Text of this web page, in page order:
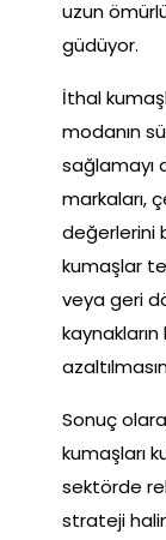
uzun
güdüyor.
İthal
modanın
sağlamayı
markaları,
değerlerini
kumaşlar
veya geri
kaynakların
Sonuç
kumaşları
sektörde
strateji